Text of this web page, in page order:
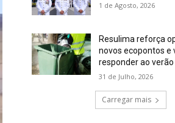
1 de Agosto, 2026
Resulima reforça
novos ecopontos e
responder ao verão
31 de Julho, 2026
Carregar mais